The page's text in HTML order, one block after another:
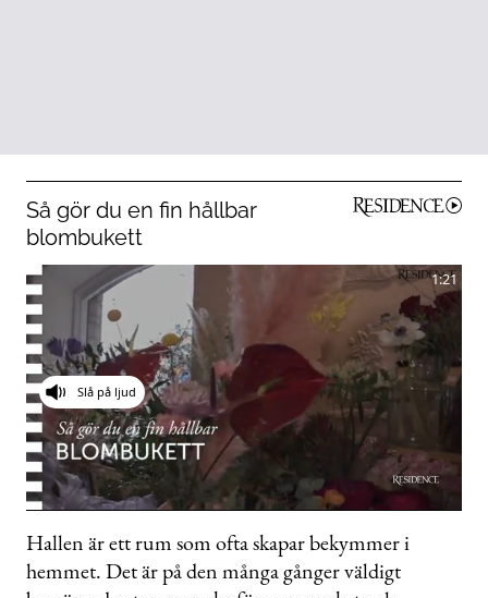
Så gör du en fin hållbar
blombukett
1:21
0
seconds
of
1
Slå på ljud
Hallen är ett rum som ofta skapar bekymmer i
hemmet. Det är på den många gånger väldigt